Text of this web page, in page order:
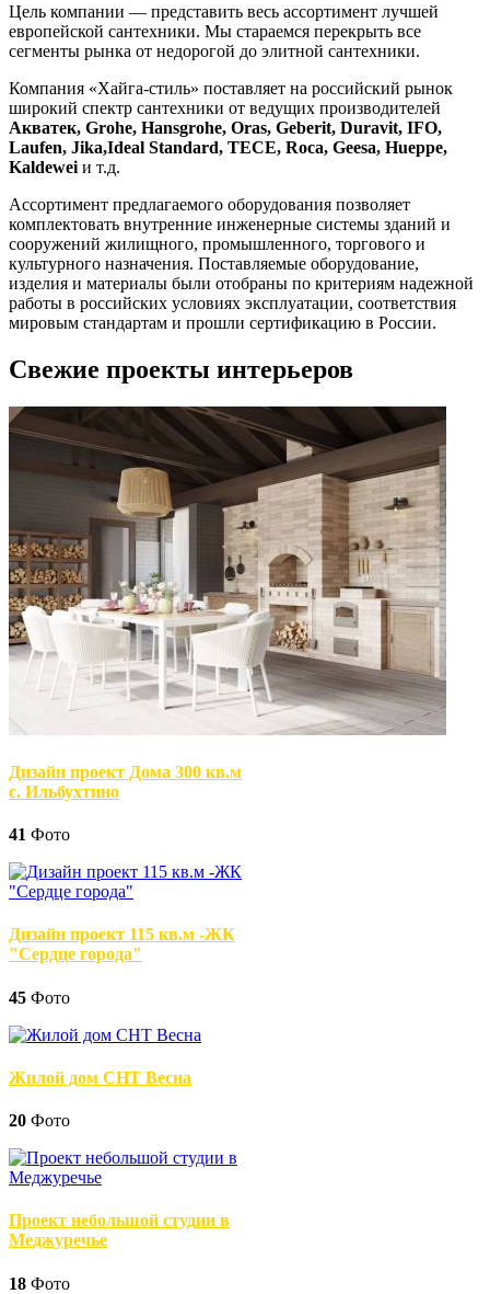
Цель компании — представить весь ассортимент лучшей
европейской сантехники. Мы стараемся перекрыть все
сегменты рынка от недорогой до элитной сантехники.
Компания «Хайга-стиль» поставляет на российский рынок
широкий спектр сантехники от ведущих производителей
Акватек, Grohe, Hansgrohe, Oras, Geberit, Duravit, IFO,
Laufen, Jika,Ideal Standard, TECE, Roca, Geesa, Hueppe,
Kaldewei и т.д.
Ассортимент предлагаемого оборудования позволяет
комплектовать внутренние инженерные системы зданий и
сооружений жилищного, промышленного, торгового и
культурного назначения. Поставляемые оборудование,
изделия и материалы были отобраны по критериям надежной
работы в российских условиях эксплуатации, соответствия
мировым стандартам и прошли сертификацию в России.
Свежие проекты интерьеров
Дизайн проект Дома 300 кв.м
с. Ильбухтино
41 Фото
Дизайн проект 115 кв.м -ЖК
"Сердце города"
45 Фото
Жилой дом СНТ Весна
20 Фото
Проект небольшой студии в
Меджуречье
18 Фото